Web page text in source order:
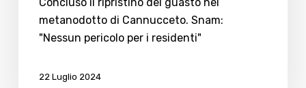
metanodotto
Concluso il ripristino del guasto nel
metanodotto di Cannucceto. Snam:
"Nessun pericolo per i residenti"
22 Luglio 2024